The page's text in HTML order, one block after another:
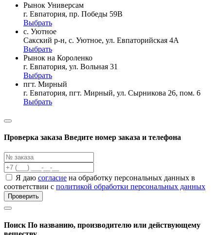
Рынок Универсам
г. Евпатория, пр. Победы 59В
Выбрать
с. Уютное
Сакский р-н, с. Уютное, ул. Евпаторийская 4А
Выбрать
Рынок на Короленко
г. Евпатория, ул. Вольная 31
Выбрать
пгт. Мирный
г. Евпатория, пгт. Мирный, ул. Сырникова 26, пом. 6
Выбрать
Проверка заказа Введите номер заказа и телефона
Я даю согласие на обработку персональных данных в
соответствии с политикой обработки персональных данных
Проверить
Поиск По названию, производителю или действующему